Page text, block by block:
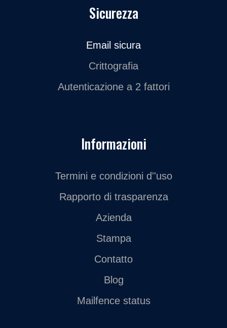
Sicurezza
Email sicura
Crittografia
Autenticazione a 2 fattori
Informazioni
Termini e condizioni d''uso
Rapporto di trasparenza
Azienda
Stampa
Contatto
Blog
Mailfence status